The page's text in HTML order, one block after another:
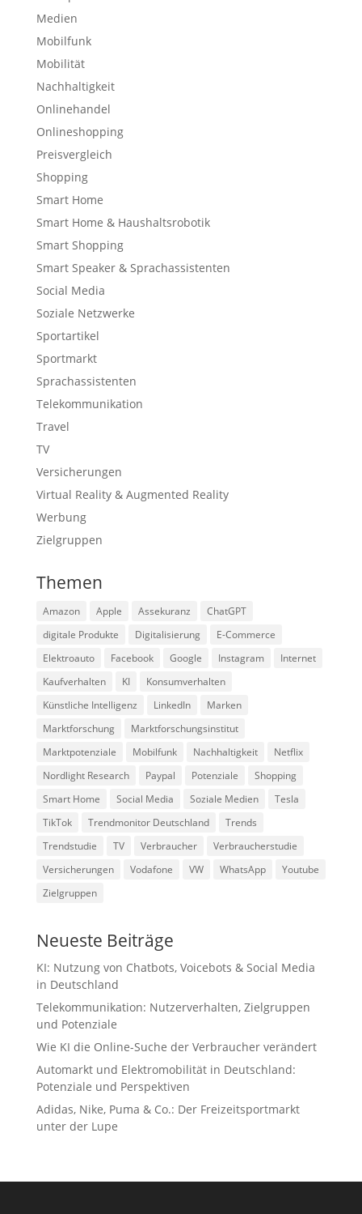
Medien
Mobilfunk
Mobilität
Nachhaltigkeit
Onlinehandel
Onlineshopping
Preisvergleich
Shopping
Smart Home
Smart Home & Haushaltsrobotik
Smart Shopping
Smart Speaker & Sprachassistenten
Social Media
Soziale Netzwerke
Sportartikel
Sportmarkt
Sprachassistenten
Telekommunikation
Travel
TV
Versicherungen
Virtual Reality & Augmented Reality
Werbung
Zielgruppen
Themen
Amazon Apple Assekuranz
ChatGPT
digitale Produkte
Digitalisierung
E-Commerce
Elektroauto
Facebook Google Instagram
Internet
Kaufverhalten
KI
Konsumverhalten
Künstliche Intelligenz
LinkedIn
Marken
Marktforschung
Marktforschungsinstitut
Marktpotenziale
Mobilfunk Nachhaltigkeit
Netflix
Nordlight Research
Paypal Potenziale
Shopping
Smart Home
Social Media Soziale Medien
Tesla
TikTok
Trendmonitor Deutschland
Trends
Trendstudie
TV Verbraucher
Verbraucherstudie
Versicherungen
Vodafone VW WhatsApp
Youtube
Zielgruppen
Neueste Beiträge
KI: Nutzung von Chatbots, Voicebots & Social Media
in Deutschland
Telekommunikation: Nutzerverhalten, Zielgruppen
und Potenziale
Wie KI die Online-Suche der Verbraucher verändert
Automarkt und Elektromobilität in Deutschland:
Potenziale und Perspektiven
Adidas, Nike, Puma & Co.: Der Freizeitsportmarkt
unter der Lupe